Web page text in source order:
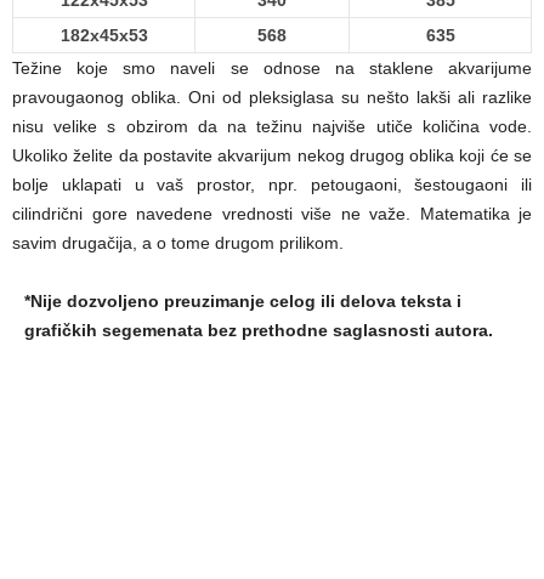
182x45x53
568
635
Težine koje smo naveli se odnose na staklene akvarijume
pravougaonog oblika. Oni od pleksiglasa su nešto lakši ali razlike
nisu velike s obzirom da na težinu najviše utiče količina vode.
Ukoliko želite da postavite akvarijum nekog drugog oblika koji će se
bolje uklapati u vaš prostor, npr. petougaoni, šestougaoni ili
cilindrični gore navedene vrednosti više ne važe. Matematika je
savim drugačija, a o tome drugom prilikom.
*Nije dozvoljeno preuzimanje celog ili delova teksta i
grafičkih segemenata bez prethodne saglasnosti autora.